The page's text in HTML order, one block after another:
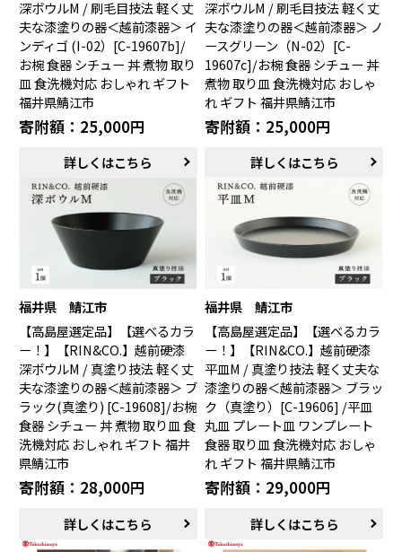
深ボウルM / 刷毛目技法 軽く丈
夫な漆塗りの器＜越前漆器＞ イ
ンディゴ (I-02）[C-19607b]/
お椀 食器 シチュー 丼 煮物 取り
皿 食洗機対応 おしゃれ ギフト
福井県鯖江市
寄附額：25,000円
詳しくはこちら
深ボウルM / 刷毛目技法 軽く丈
夫な漆塗りの器＜越前漆器＞ ノ
ースグリーン（N-02）[C-
19607c]/お椀 食器 シチュー 丼
煮物 取り皿 食洗機対応 おしゃ
れ ギフト 福井県鯖江市
寄附額：25,000円
詳しくはこちら
福井県 鯖江市
【高島屋選定品】【選べるカラ
ー！】【RIN&CO.】越前硬漆
深ボウルM / 真塗り技法 軽く丈
夫な漆塗りの器＜越前漆器＞ ブ
ラック(真塗り) [C-19608]/お椀
食器 シチュー 丼 煮物 取り皿 食
洗機対応 おしゃれ ギフト 福井
県鯖江市
寄附額：28,000円
詳しくはこちら
福井県 鯖江市
【高島屋選定品】【選べるカラ
ー！】【RIN&CO.】越前硬漆
平皿M / 真塗り技法 軽く丈夫な
漆塗りの器＜越前漆器＞ ブラッ
ク（真塗り）[C-19606] /平皿
丸皿 プレート皿 ワンプレート
食器 取り皿 食洗機対応 おしゃ
れ ギフト 福井県鯖江市
寄附額：29,000円
詳しくはこちら